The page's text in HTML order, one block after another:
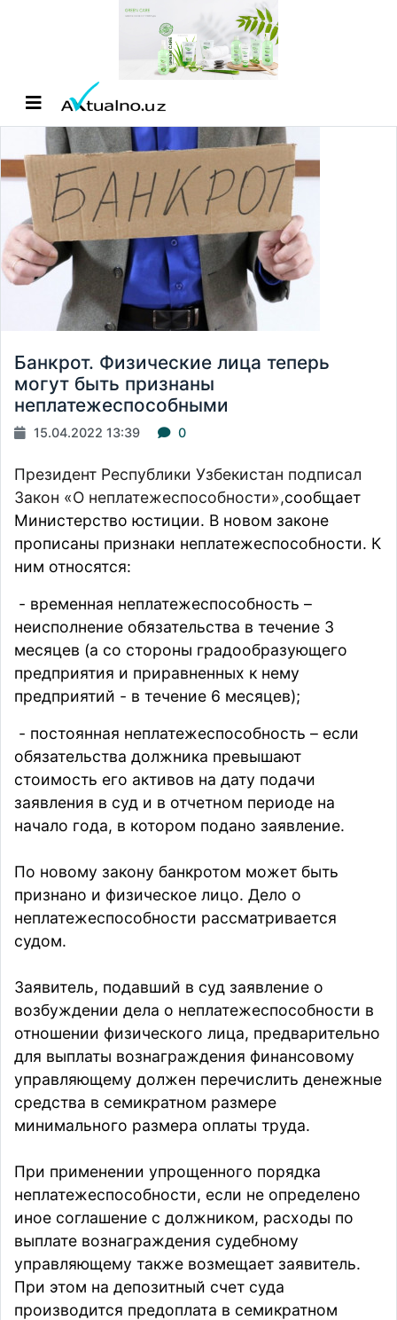
Банкрот. Физические лица теперь
могут быть признаны
неплатежеспособными
15.04.2022 13:39 0
Президент Республики Узбекистан подписал
Закон «О неплатежеспособности»,сообщает
Министерство юстиции. В новом законе
прописаны признаки неплатежеспособности. К
ним относятся:
- временная неплатежеспособность –
неисполнение обязательства в течение 3
месяцев (а со стороны градообразующего
предприятия и приравненных к нему
предприятий - в течение 6 месяцев);
- постоянная неплатежеспособность – если
обязательства должника превышают
стоимость его активов на дату подачи
заявления в суд и в отчетном периоде на
начало года, в котором подано заявление.
По новому закону банкротом может быть
признано и физическое лицо. Дело о
неплатежеспособности рассматривается
судом.
Заявитель, подавший в суд заявление о
возбуждении дела о неплатежеспособности в
отношении физического лица, предварительно
для выплаты вознаграждения финансовому
управляющему должен перечислить денежные
средства в семикратном размере
минимального размера оплаты труда.
При применении упрощенного порядка
неплатежеспособности, если не определено
иное соглашение с должником, расходы по
выплате вознаграждения судебному
управляющему также возмещает заявитель.
При этом на депозитный счет суда
производится предоплата в семикратном